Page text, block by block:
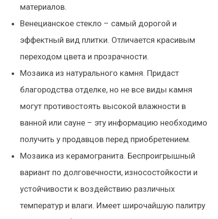
материалов.
Венецианское стекло – самый дорогой и
эффектный вид плитки. Отличается красивым
переходом цвета и прозрачности.
Мозаика из натурального камня. Придаст
благородства отделке, но не все виды камня
могут противостоять высокой влажности в
ванной или сауне – эту информацию необходимо
получить у продавцов перед приобретением.
Мозаика из керамогранита. Беспроигрышный
вариант по долговечности, износостойкости и
устойчивости к воздействию различных
температур и влаги. Имеет широчайшую палитру